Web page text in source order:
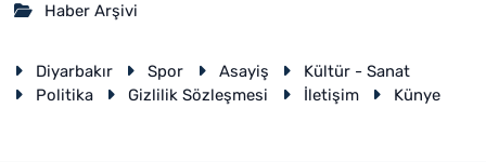
Haber Arşivi
Diyarbakır Spor Asayiş
Kültür - Sanat
Politika
Gizlilik Sözleşmesi İletişim Künye